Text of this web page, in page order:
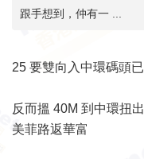
跟手想到，仲有一 ...
25 要雙向入中環碼頭
反而搵 40M 到中環扭
美菲路返華富